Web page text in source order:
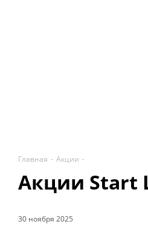
Главная - Акции -
Акции Start
30 ноября 2025